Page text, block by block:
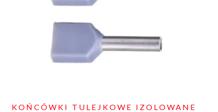
KOŃCÓWKI TULEJKOWE IZOLOWANE